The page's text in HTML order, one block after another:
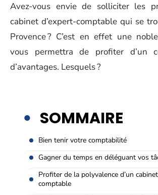
Avez-vous envie de solliciter les
cabinet d’expert-comptable qui se
Provence ? C’est en effet une
vous permettra de profiter d’un
d’avantages. Lesquels ?
SOMMAIRE
Bien tenir votre comptabilité
Gagner du temps en déléguant vos
Profiter de la polyvalence d’un
comptable